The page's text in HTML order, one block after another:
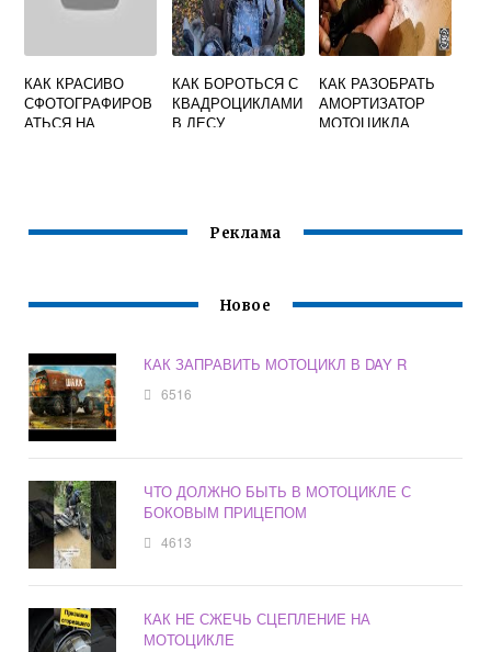
КАК КРАСИВО
СФОТОГРАФИРОВ
АТЬСЯ НА
КАК БОРОТЬСЯ С
КВАДРОЦИКЛАМИ
В ЛЕСУ
КАК РАЗОБРАТЬ
АМОРТИЗАТОР
МОТОЦИКЛА
Реклама
Новое
КАК ЗАПРАВИТЬ МОТОЦИКЛ В DAY R
6516
ЧТО ДОЛЖНО БЫТЬ В МОТОЦИКЛЕ С
БОКОВЫМ ПРИЦЕПОМ
4613
КАК НЕ СЖЕЧЬ СЦЕПЛЕНИЕ НА
МОТОЦИКЛЕ